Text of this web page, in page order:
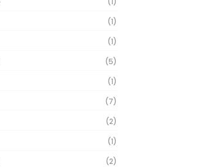
(1)
(1)
(5)
(1)
(7)
(2)
(1)
(2)